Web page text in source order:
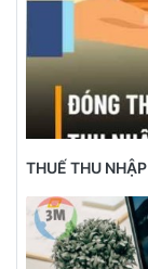
THUẾ THU